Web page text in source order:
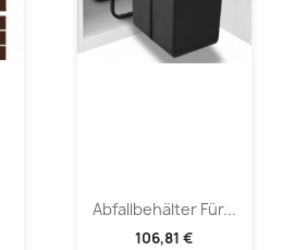
Abfallbehälter Für...
106,81 €